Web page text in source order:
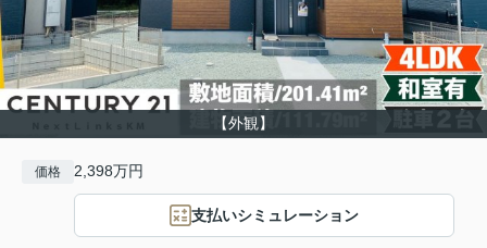
【外観】
価格 2,398万円
支払いシミュレーション